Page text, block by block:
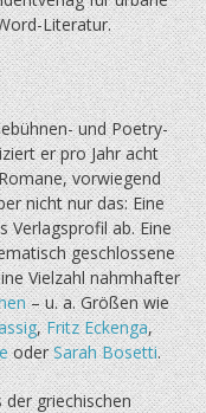
Literatur.
und Poetry-
er pro Jahr acht
vorwiegend
nicht nur das: Eine
Verlagsprofil ab. Eine
geschlossene
Vielzahl nahmhafter
– u. a. Größen wie
,Fritz Eckenga,
oderSarah Bosetti.
griechischen